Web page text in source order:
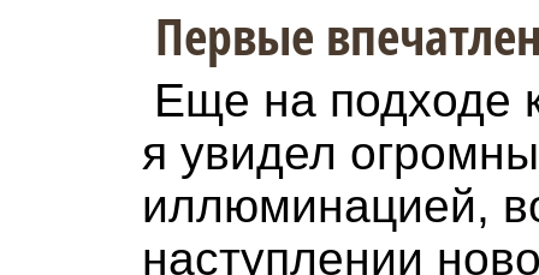
Первые
Еще на подходе
я увидел
иллюминацией,
наступлении